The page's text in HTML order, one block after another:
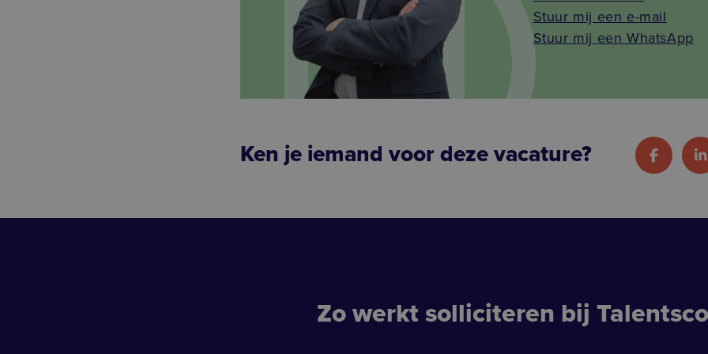
Stuur mij een e-mail
Stuur mij een WhatsApp
Ken je iemand voor deze vacature?
Zo werkt solliciteren bij